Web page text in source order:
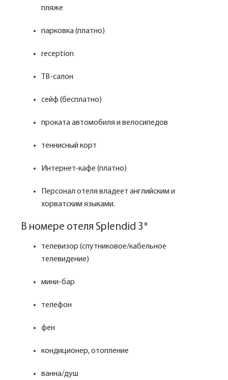
пляже
парковка (платно)
reception
ТВ-салон
сейф (бесплатно)
проката автомобиля и велосипедов
теннисный корт
Интернет-кафе (платно)
Персонал отеля владеет английским и
хорватским языками.
В номере отеля Splendid 3*
телевизор (спутниковое/кабельное
телевидение)
мини-бар
телефон
фен
кондиционер, отопление
ванна/душ